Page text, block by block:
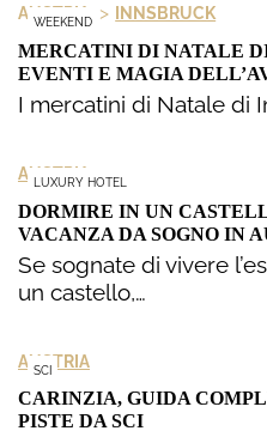
WEEKEND
AUSTRIA > INNSBRUCK
MERCATINI DI NATALE
EVENTI E MAGIA
I mercatini di Natale di
LUXURY HOTEL
AUSTRIA
DORMIRE IN UN
VACANZA DA SOGNO IN
Se sognate di vivere
un castello,…
SCI
AUSTRIA
CARINZIA, GUIDA
PISTE DA SCI